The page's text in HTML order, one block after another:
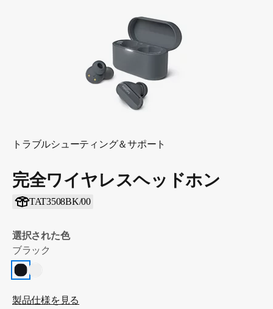
トラブルシューティング＆サポート
完全ワイヤレスヘッドホン
TAT3508BK/00
選択された色
ブラック
製品仕様を見る